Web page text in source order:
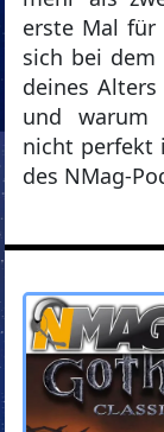
erste Mal für
sich bei
deines
und warum
nicht perfekt
des NMag-